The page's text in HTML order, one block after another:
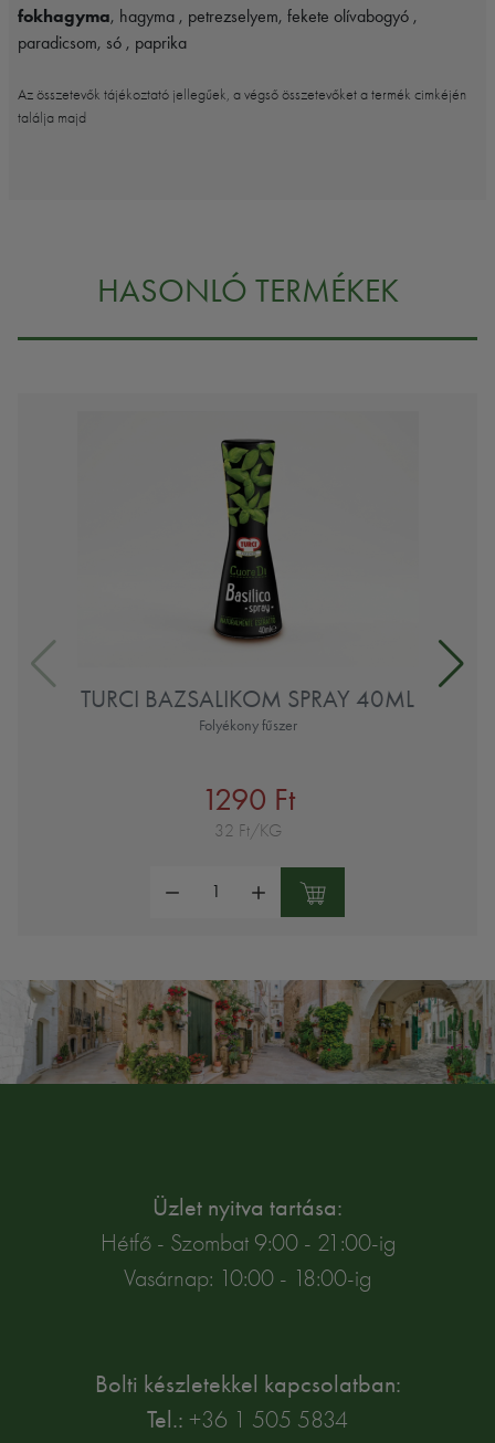
fokhagyma, hagyma , petrezselyem, fekete olívabogyó ,
paradicsom, só , paprika
Az összetevők tájékoztató jellegűek, a végső összetevőket a termék cimkéjén
találja majd
HASONLÓ TERMÉKEK
TURCI BAZSALIKOM SPRAY 40ML
Folyékony fűszer
1290 Ft
32 Ft/KG
Üzlet nyitva tartása:
Hétfő - Szombat 9:00 - 21:00-ig
Vasárnap: 10:00 - 18:00-ig
Bolti készletekkel kapcsolatban:
Tel.: +36 1 505 5834